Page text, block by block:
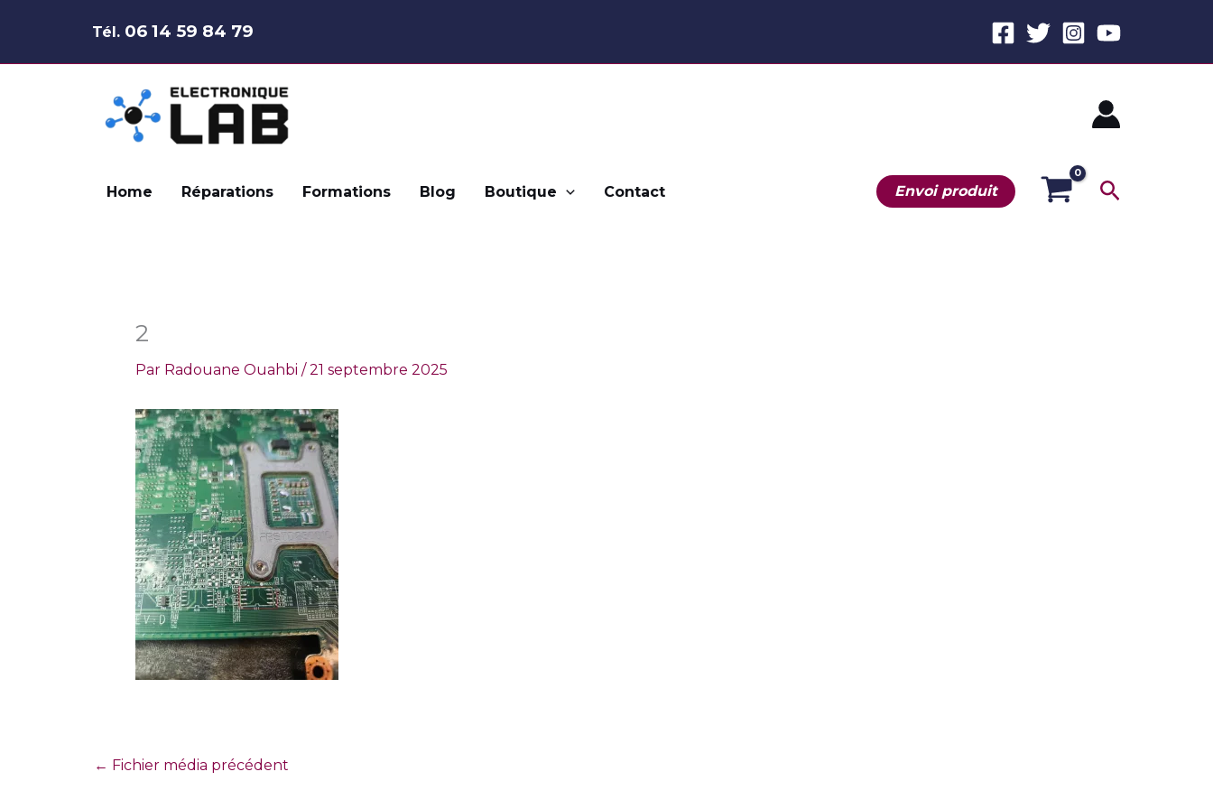
contenu
Tél. 06 14 59 84 79
Home Réparations Formations Blog Boutique Contact Envoi produit
2
Par Radouane Ouahbi /21 septembre 2025
← Fichier média précédent